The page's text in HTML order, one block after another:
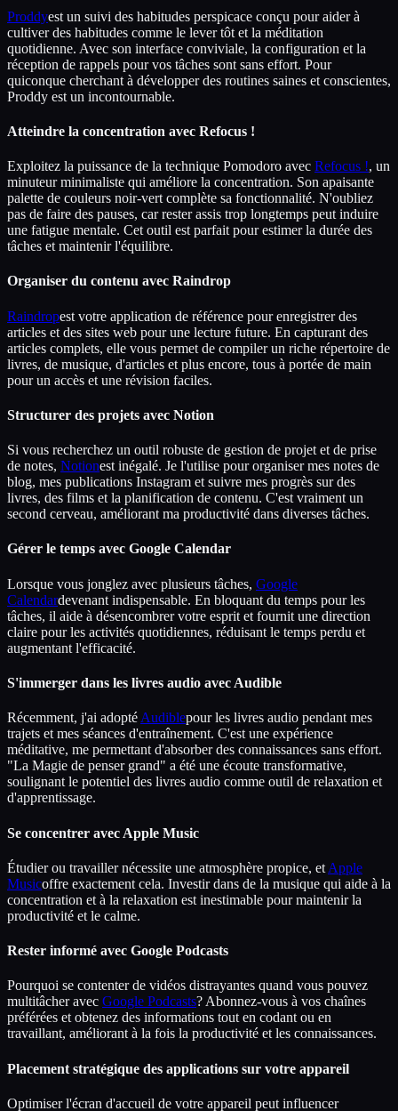
Proddyest un suivi des habitudes perspicace conçu pour aider à
cultiver des habitudes comme le lever tôt et la méditation
quotidienne. Avec son interface conviviale, la configuration et la
réception de rappels pour vos tâches sont sans effort. Pour
quiconque cherchant à développer des routines saines et conscientes,
Proddy est un incontournable.
Atteindre la concentration avec Refocus !
Exploitez la puissance de la technique Pomodoro avec Refocus !, un
minuteur minimaliste qui améliore la concentration. Son apaisante
palette de couleurs noir-vert complète sa fonctionnalité. N'oubliez
pas de faire des pauses, car rester assis trop longtemps peut induire
une fatigue mentale. Cet outil est parfait pour estimer la durée des
tâches et maintenir l'équilibre.
Organiser du contenu avec Raindrop
Raindropest votre application de référence pour enregistrer des
articles et des sites web pour une lecture future. En capturant des
articles complets, elle vous permet de compiler un riche répertoire de
livres, de musique, d'articles et plus encore, tous à portée de main
pour un accès et une révision faciles.
Structurer des projets avec Notion
Si vous recherchez un outil robuste de gestion de projet et de prise
de notes, Notionest inégalé. Je l'utilise pour organiser mes notes de
blog, mes publications Instagram et suivre mes progrès sur des
livres, des films et la planification de contenu. C'est vraiment un
second cerveau, améliorant ma productivité dans diverses tâches.
Gérer le temps avec Google Calendar
Lorsque vous jonglez avec plusieurs tâches, Google
Calendardevenant indispensable. En bloquant du temps pour les
tâches, il aide à désencombrer votre esprit et fournit une direction
claire pour les activités quotidiennes, réduisant le temps perdu et
augmentant l'efficacité.
S'immerger dans les livres audio avec Audible
Récemment, j'ai adopté Audiblepour les livres audio pendant mes
trajets et mes séances d'entraînement. C'est une expérience
méditative, me permettant d'absorber des connaissances sans effort.
"La Magie de penser grand" a été une écoute transformative,
soulignant le potentiel des livres audio comme outil de relaxation et
d'apprentissage.
Se concentrer avec Apple Music
Étudier ou travailler nécessite une atmosphère propice, et Apple
Musicoffre exactement cela. Investir dans de la musique qui aide à la
concentration et à la relaxation est inestimable pour maintenir la
productivité et le calme.
Rester informé avec Google Podcasts
Pourquoi se contenter de vidéos distrayantes quand vous pouvez
multitâcher avec Google Podcasts? Abonnez-vous à vos chaînes
préférées et obtenez des informations tout en codant ou en
travaillant, améliorant à la fois la productivité et les connaissances.
Placement stratégique des applications sur votre appareil
Optimiser l'écran d'accueil de votre appareil peut influencer